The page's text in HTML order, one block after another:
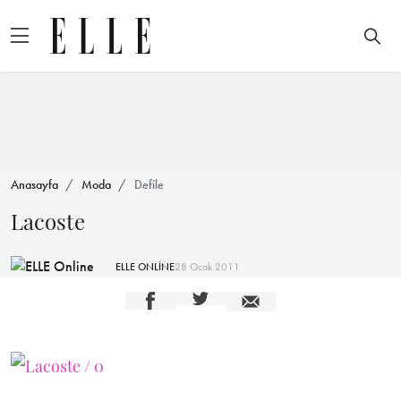
Anasayfa Moda Defile
Lacoste
ELLE ONLİNE28 Ocak 2011